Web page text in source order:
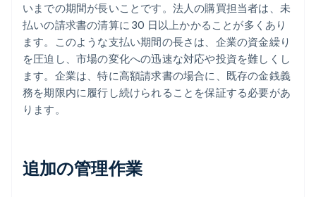
いまでの期間が長いことです。法人の購買担当者は、未
払いの請求書の清算に 30 日以上かかることが多くあり
ます。このような支払い期間の長さは、企業の資金繰り
を圧迫し、市場の変化への迅速な対応や投資を難しくし
ます。企業は、特に高額請求書の場合に、既存の金銭義
務を期限内に履行し続けられることを保証する必要があ
ります。
追加の管理作業